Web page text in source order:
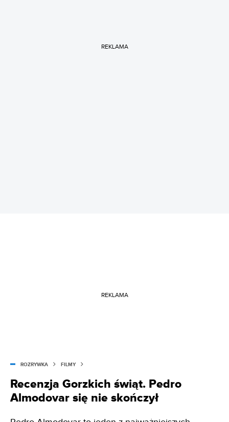
REKLAMA
REKLAMA
ROZRYWKA FILMY
Recenzja Gorzkich świąt. Pedro
Almodovar się nie skończył